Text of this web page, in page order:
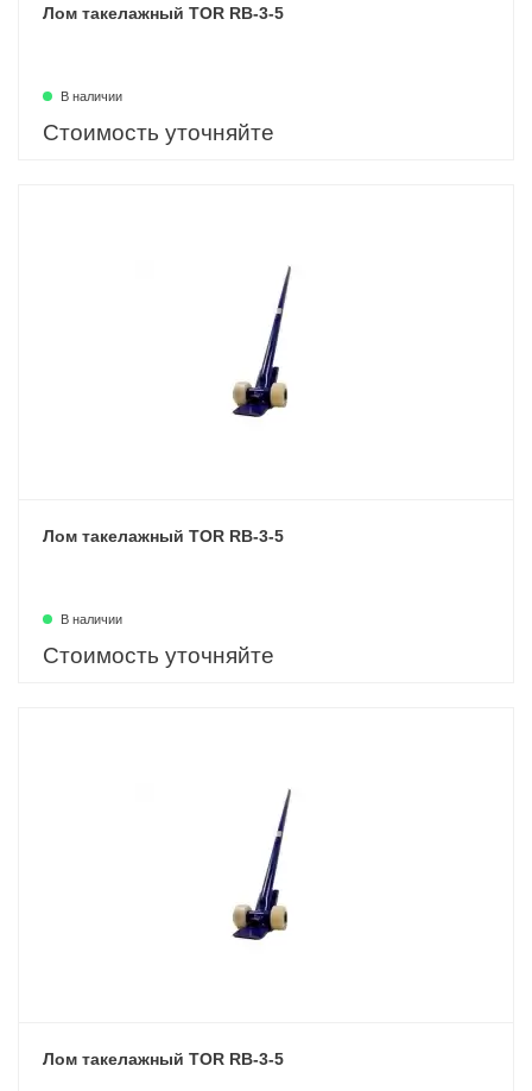
Лом такелажный TOR RB-3-5
В наличии
Стоимость уточняйте
Лом такелажный TOR RB-3-5
В наличии
Стоимость уточняйте
Лом такелажный TOR RB-3-5